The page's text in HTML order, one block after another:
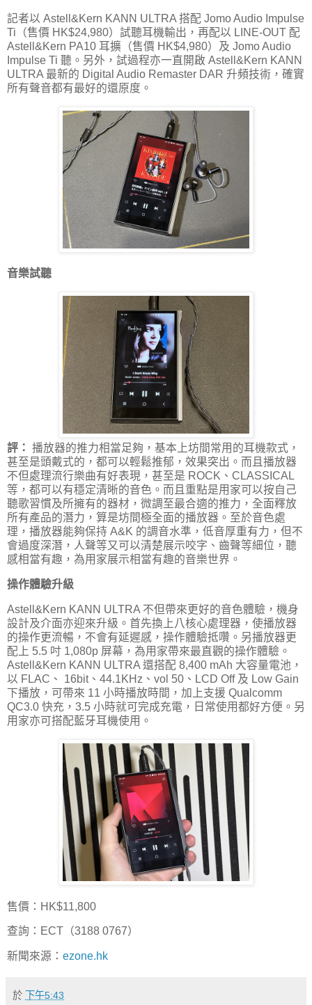
記者以 Astell&Kern KANN ULTRA 搭配 Jomo Audio Impulse
Ti（售價 HK$24,980）試聽耳機輸出，再配以 LINE-OUT 配
Astell&Kern PA10 耳擴（售價 HK$4,980）及 Jomo Audio
Impulse Ti 聽。另外，試過程亦一直開啟 Astell&Kern KANN
ULTRA 最新的 Digital Audio Remaster DAR 升頻技術，確實
所有聲音都有最好的還原度。
音樂試聽
評： 播放器的推力相當足夠，基本上坊間常用的耳機款式，
甚至是頭戴式的，都可以輕鬆推郁，效果突出。而且播放器
不但處理流行樂曲有好表現，甚至是 ROCK、CLASSICAL
等，都可以有穩定清晰的音色。而且重點是用家可以按自己
聽歌習慣及所擁有的器材，微調至最合適的推力，全面釋放
所有產品的潛力，算是坊間極全面的播放器。至於音色處
理，播放器能夠保持 A&K 的調音水準，低音厚重有力，但不
會過度深潛，人聲等又可以清楚展示咬字、齒聲等細位，聽
感相當有趣，為用家展示相當有趣的音樂世界。
操作體驗升級
Astell&Kern KANN ULTRA 不但帶來更好的音色體驗，機身
設計及介面亦迎來升級。首先換上八核心處理器，使播放器
的操作更流暢，不會有延遲感，操作體驗抵囋。另播放器更
配上 5.5 吋 1,080p 屏幕，為用家帶來最直觀的操作體驗。
Astell&Kern KANN ULTRA 還搭配 8,400 mAh 大容量電池，
以 FLAC、 16bit、44.1KHz、vol 50、LCD Off 及 Low Gain
下播放，可帶來 11 小時播放時間，加上支援 Qualcomm
QC3.0 快充，3.5 小時就可完成充電，日常使用都好方便。另
用家亦可搭配藍牙耳機使用。
售價：HK$11,800
查詢：ECT（3188 0767）
新聞來源： ezone.hk
於 下午5:43